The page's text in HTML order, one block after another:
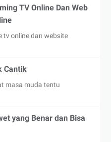
TV Online Dan Web
tv online dan website
Cantik
masa muda tentu
yang Benar dan Bisa